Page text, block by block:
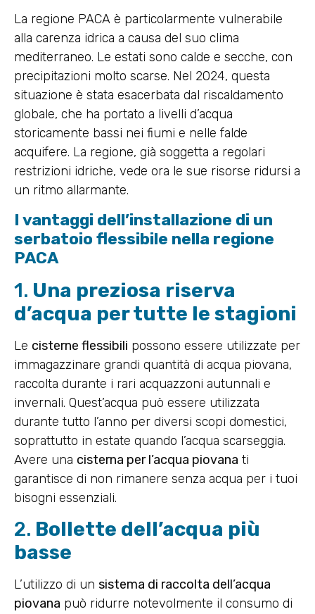
La regione PACA è particolarmente vulnerabile
alla carenza idrica a causa del suo clima
mediterraneo. Le estati sono calde e secche, con
precipitazioni molto scarse. Nel 2024, questa
situazione è stata esacerbata dal riscaldamento
globale, che ha portato a livelli d’acqua
storicamente bassi nei fiumi e nelle falde
acquifere. La regione, già soggetta a regolari
restrizioni idriche, vede ora le sue risorse ridursi a
un ritmo allarmante.
I vantaggi dell’installazione di un
serbatoio flessibile nella regione
PACA
1. Una preziosa riserva
d’acqua per tutte le stagioni
Le cisterne flessibili possono essere utilizzate per
immagazzinare grandi quantità di acqua piovana,
raccolta durante i rari acquazzoni autunnali e
invernali. Quest’acqua può essere utilizzata
durante tutto l’anno per diversi scopi domestici,
soprattutto in estate quando l’acqua scarseggia.
Avere una cisterna per l’acqua piovana ti
garantisce di non rimanere senza acqua per i tuoi
bisogni essenziali.
2. Bollette dell’acqua più
basse
L’utilizzo di un sistema di raccolta dell’acqua
piovana può ridurre notevolmente il consumo di